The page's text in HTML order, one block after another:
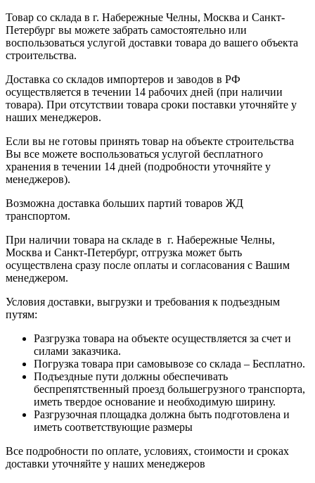
Товар со склада в г. Набережные Челны, Москва и Санкт-
Петербург вы можете забрать самостоятельно или
воспользоваться услугой доставки товара до вашего объекта
строительства.
Доставка со складов импортеров и заводов в РФ
осуществляется в течении 14 рабочих дней (при наличии
товара). При отсутствии товара сроки поставки уточняйте у
наших менеджеров.
Если вы не готовы принять товар на объекте строительства
Вы все можете воспользоваться услугой бесплатного
хранения в течении 14 дней (подробности уточняйте у
менеджеров).
Возможна доставка больших партий товаров ЖД
транспортом.
При наличии товара на складе в г. Набережные Челны,
Москва и Санкт-Петербург, отгрузка может быть
осуществлена сразу после оплаты и согласования с Вашим
менеджером.
Условия доставки, выгрузки и требования к подъездным
путям:
Разгрузка товара на объекте осуществляется за счет и
силами заказчика.
Погрузка товара при самовывозе со склада – Бесплатно.
Подъездные пути должны обеспечивать
беспрепятственный проезд большегрузного транспорта,
иметь твердое основание и необходимую ширину.
Разгрузочная площадка должна быть подготовлена и
иметь соответствующие размеры
Все подробности по оплате, условиях, стоимости и сроках
доставки уточняйте у наших менеджеров